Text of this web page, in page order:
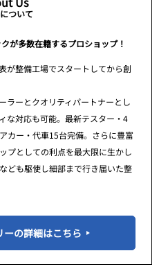
ついて
が多数在籍するプロショップ！
が整備工場でスタートしてから創
ラーとクオリティパートナーとし
な対応も可能。最新テスター・4
カー・代車15台完備。さらに豊富
プとしての利点を最大限に生かし
ども駆使し細部まで行き届いた整
ーの詳細はこちら